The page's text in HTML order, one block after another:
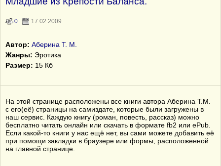
0 17.02.2009
Автор: Аберина Т. М.
Жанры: Эротика
Размер: 15 Кб
На этой странице расположены все книги автора Аберина Т.М.
с его(её) страницы на самиздате, которые были загружены в
наш сервис. Каждую книгу (роман, повесть, рассказ) можно
бесплатно читать онлайн или скачать в формате fb2 или ePub.
Если какой-то книги у нас ещё нет, вы сами можете добавить её
при помощи закладки в браузере или формы, расположенной
на главной странице.